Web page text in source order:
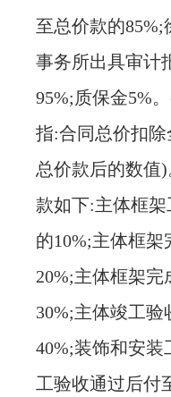
至总价款的
事务所出具审计
95%;质保金5%
指:合同总价扣
总价款后的数值
款如下:主体框
的10%;主体框
20%;主体框架
30%;主体竣工
40%;装饰和安装
工验收通过后付